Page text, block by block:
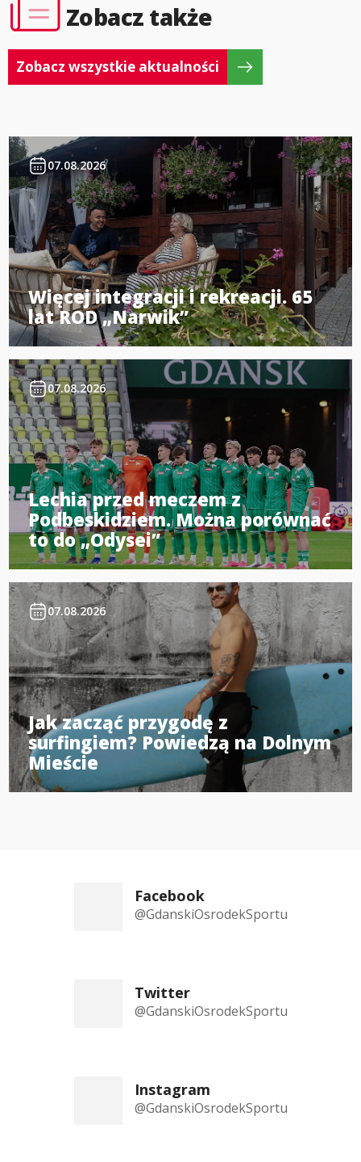
Zobacz także
Zobacz wszystkie aktualności
07.08.2026
Więcej integracji i rekreacji. 65
lat ROD „Narwik”
07.08.2026
Lechia przed meczem z
Podbeskidziem. Można porównać
to do „Odysei”
07.08.2026
Jak zacząć przygodę z
surfingiem? Powiedzą na Dolnym
Mieście
Facebook
@GdanskiOsrodekSportu
Twitter
@GdanskiOsrodekSportu
Instagram
@GdanskiOsrodekSportu